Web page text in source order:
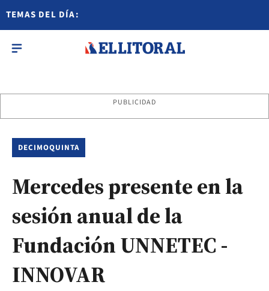
TEMAS DEL DÍA:
PUBLICIDAD
DECIMOQUINTA
Mercedes presente en la
sesión anual de la
Fundación UNNETEC -
INNOVAR